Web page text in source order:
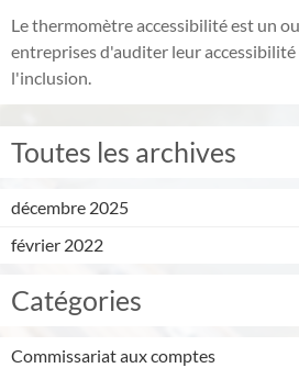
Le thermomètre accessibilité est un
entreprises d'auditer leur
l'inclusion.
Toutes les archives
décembre 2025
février 2022
Catégories
Commissariat aux comptes